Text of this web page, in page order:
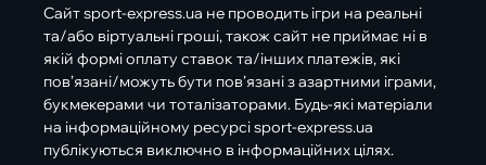
Сайт sport-express.ua не проводить ігри на реальні
та/або віртуальні гроші, також сайт не приймає ні в
якій формі оплату ставок та/інших платежів, які
пов’язані/можуть бути пов’язані з азартними іграми,
букмекерами чи тоталізаторами. Будь-які матеріали
на інформаційному ресурсі sport-express.ua
публікуються виключно в інформаційних цілях.